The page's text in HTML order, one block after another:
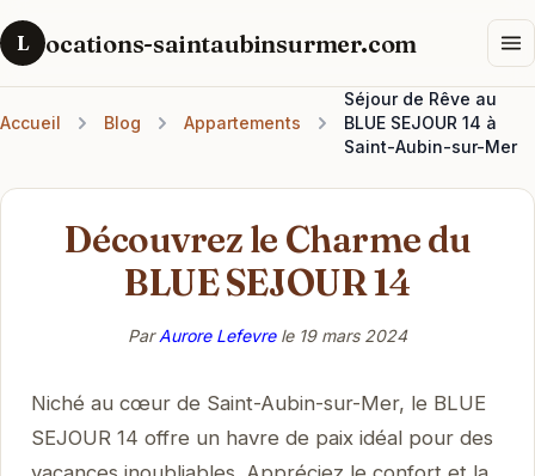
L ocations-saintaubinsurmer.com
Accueil Blog Appartements
Séjour de Rêve au
BLUE SEJOUR 14 à
Saint-Aubin-sur-Mer
Découvrez le Charme du
BLUE SEJOUR 14
ParAurore Lefevrele 19 mars 2024
Niché au cœur de Saint-Aubin-sur-Mer, le BLUE
SEJOUR 14 offre un havre de paix idéal pour des